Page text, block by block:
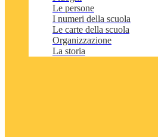
Le persone
I numeri della scuola
Le carte della scuola
Organizzazione
La storia